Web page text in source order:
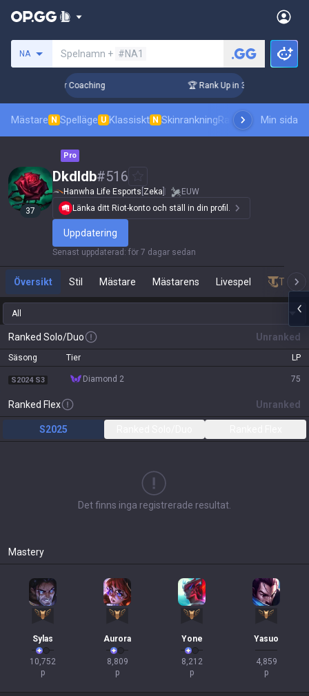
NA Spelnamn + #NA1
Challenger Coaching 🏆 Rank Up in 3 Days!
Mästare N Spelläge U Klassiskt N SkinrankningRanking Pro
Min sida
Pro
37
Dkdldb#516
Hanwha Life Esports Zeka
EUW
Länka ditt Riot-konto och ställ in din profil.
Uppdatering
Senast uppdaterad : för 7 dagar sedan
Översikt Stil Mästare Mästarens Livespel
All
Ranked Solo/Duo Unranked
Säsong Tier LP
S2024 S3 diamond 2 75
Ranked Flex Unranked
S2025
Det finns inga registrerade resultat.
Mastery
Sylas
10,752
p
Aurora
8,809
p
Yone
8,212
p
Yasuo
4,859
p